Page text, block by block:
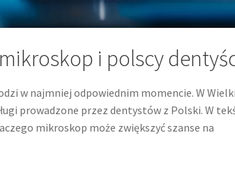
i polscy
w najmniej odpowiednim momencie. W
prowadzone przez dentystów z Polski. W
mikroskop może zwiększyć szanse na